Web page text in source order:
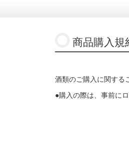
商品購入規
酒類のご購入に関する
●購入の際は、事前に